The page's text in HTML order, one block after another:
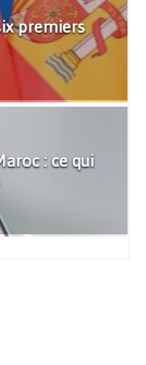
premiers
: ce qui